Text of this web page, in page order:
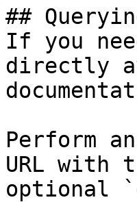
##
If you
directly
Perform
URL with
optional